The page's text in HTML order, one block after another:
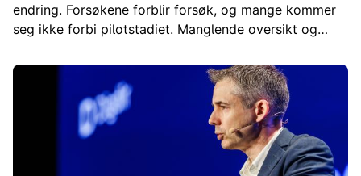
endring. Forsøkene forblir forsøk, og mange kommer
seg ikke forbi pilotstadiet. Manglende oversikt og
det er utfordrende for virksomheter å ta i bruk kunstig
intelligens. Når dette fundamentet mangler, blir det
vanskelig å ta i bruk nye teknologier.